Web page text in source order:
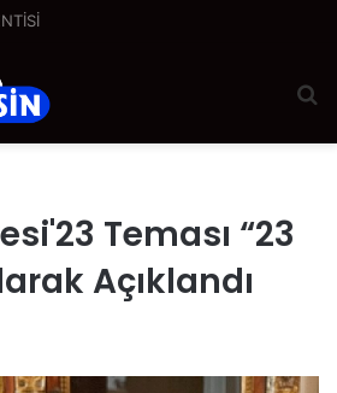
Korse Algısını Değiştiriyor
Teması “23
Açıklandı